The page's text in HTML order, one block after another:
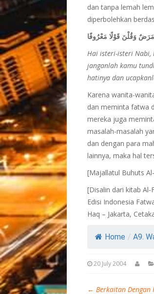
dan tanpa lemah
diperbolehkan
مَرَضٌ وَقُلْنَ قَوْلًا مَعْرُوفًا
Hai isteri-isteri Nabi,
janganlah kamu
hatinya dan
Karena wanita-
dan meminta fatwa
mereka juga
masalah-masalah
dan dengan para
lainnya, maka hal
[Majallatul Buhuts
[Disalin dari kitab Al-
Edisi Indonesia
Haq – Jakarta,
Home / A9.
20 July 2004
← Berkaitan Dengan